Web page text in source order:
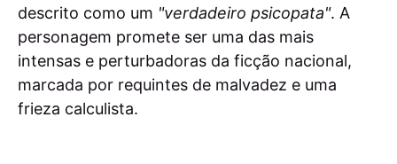
descrito como um "verdadeiro psicopata". A
personagem promete ser uma das mais
intensas e perturbadoras da ficção nacional,
marcada por requintes de malvadez e uma
frieza calculista.